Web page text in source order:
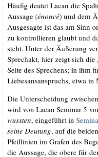
Häu­fig deu­tet Lacan die
Aus­sa­ge (énon­cé) und dem
Aus­ge­sag­te ist das am Sinn
zu kon­trol­lie­ren glaubt und
steht. Unter der Äuße­rung
Sprech­akt, hier zeigt sich
Sei­te des Spre­chens; in ihm
Lie­bes­ans­an­spruchs, etwa
Die Unter­schei­dung
wird von Lacan Semi­nar 5
wuss­ten, ein­ge­führt in
sei­ne Deu­tung, auf die
Pfeil­li­ni­en im Gra­fen des
die Aus­sa­ge, die obe­re für